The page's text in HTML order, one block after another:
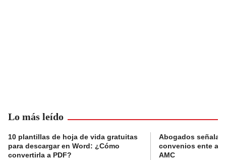
Lo más leído
10 plantillas de hoja de vida gratuitas
para descargar en Word: ¿Cómo
convertirla a PDF?
Abogados
convenios ente
AMC